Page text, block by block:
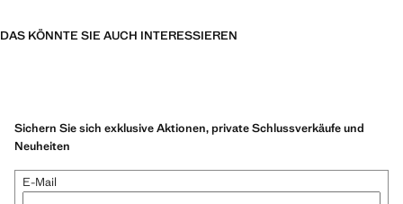
DAS KÖNNTE SIE AUCH INTERESSIEREN
Sichern Sie sich exklusive Aktionen, private Schlussverkäufe und
Neuheiten
E-Mail